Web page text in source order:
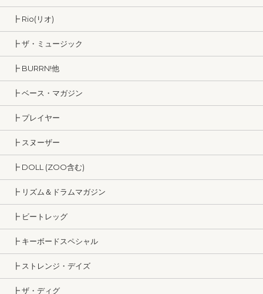
┣ Rio(リオ)
┣ ザ・ミュージック
┣ BURRN!他
┣ ベース・マガジン
┣ プレイヤー
┣ スヌーザー
┣ DOLL (ZOO含む)
┣ リズム＆ドラムマガジン
┣ ビートレッグ
┣ キーボードスペシャル
┣ ストレンジ・デイズ
┣ ザ・ディグ